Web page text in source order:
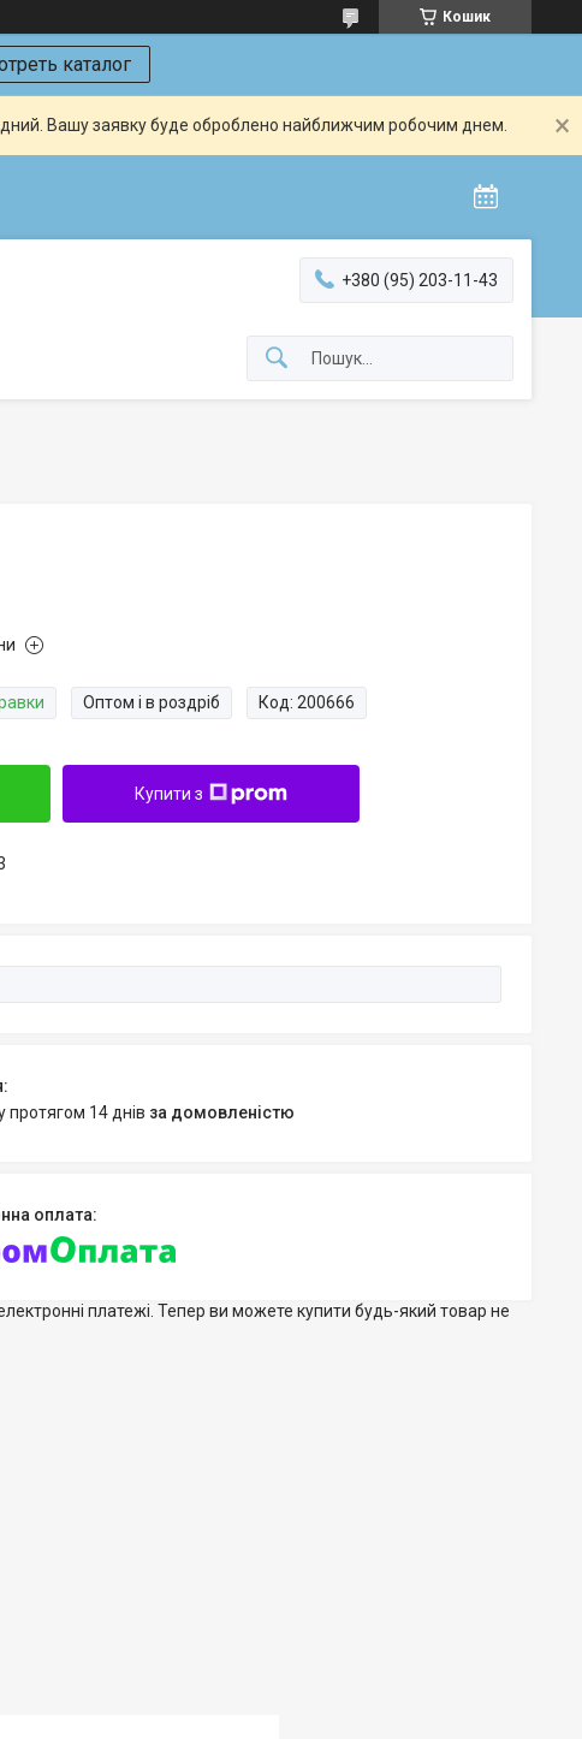
Кошик
каталог
Вашу заявку буде оброблено найближчим робочим днем.
+380 (95) 203-11-43
Оптом і в роздріб Код: 200666
Купити з
протягом 14 днів за домовленістю
платежі. Тепер ви можете купити будь-який товар не